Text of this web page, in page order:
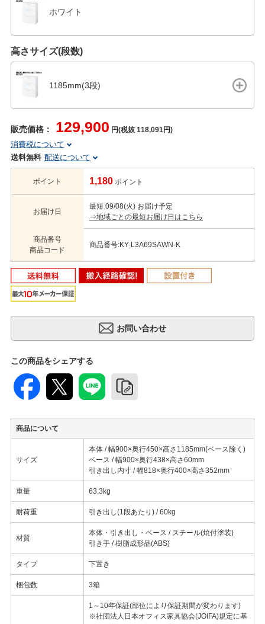
ホワイト
高さサイズ(段数)
1185mm(3段)
販売価格： 129,900 円(税抜 118,091円)
消費税について
送料無料 配送について
ポイント 1,180 ポイント
お届け日
最短 09/08(火) お届け予定
⇒地域ごとの最短お届け日はこちら
商品番号
商品コード
商品番号:KY-L3A69SAWN-K
この商品をシェアする
商品について
サイズ
本体 / 幅900×奥行450×高さ1185mm(ベース除く)
ベース / 幅900×奥行438×高さ60mm
引き出し内寸 / 幅818×奥行400×高さ352mm
重量 63.3kg
耐荷重 引き出し(1段あたり) / 60kg
材質
本体・引き出し・ベース / スチール(焼付塗装)
引き手 / 樹脂成形品(ABS)
タイプ 下置き
梱包数 3箱
1～10年保証(部位により保証期間が変わります)
※社団法人日本オフィス家具協会(JOIFA)規定に基